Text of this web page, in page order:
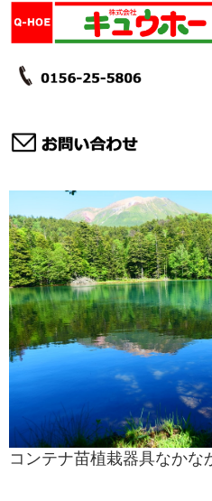
カタログ
説明
製品
会社
採用
更新
製品紹介
コンテナ苗植栽器具なかな